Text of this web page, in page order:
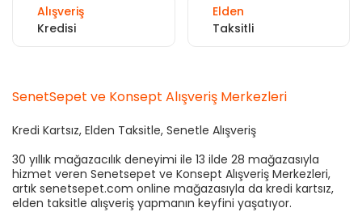
Alışveriş
Kredisi
Elden
Taksitli
SenetSepet ve Konsept Alışveriş Merkezleri
Kredi Kartsız, Elden Taksitle, Senetle Alışveriş
30 yıllık mağazacılık deneyimi ile 13 ilde 28 mağazasıyla
hizmet veren Senetsepet ve Konsept Alışveriş Merkezleri,
artık senetsepet.com online mağazasıyla da kredi kartsız,
elden taksitle alışveriş yapmanın keyfini yaşatıyor.